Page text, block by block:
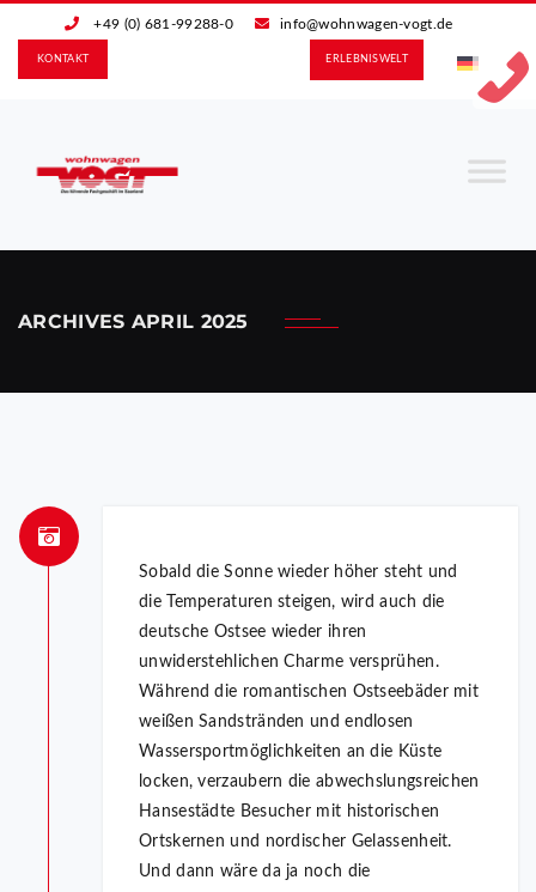
+49 (0) 681-99288-0 info@wohnwagen-vogt.de
ERLEBNIS­WELT
KONTAKT
ARCHIVES APRIL 2025
Sobald die Sonne wieder höher steht und
die Temperaturen steigen, wird auch die
deutsche Ostsee wieder ihren
unwiderstehlichen Charme versprühen.
Während die romantischen Ostseebäder mit
weißen Sandstränden und endlosen
Wassersportmöglichkeiten an die Küste
locken, verzaubern die abwechslungsreichen
Hansestädte Besucher mit historischen
Ortskernen und nordischer Gelassenheit.
Und dann wäre da ja noch die